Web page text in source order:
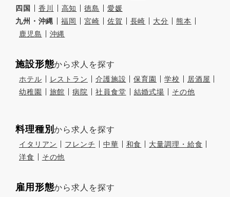
四国
香川 高知 徳島
愛媛
九州・沖縄
福岡 宮崎 佐賀 長崎 大分
熊本
鹿児島
沖縄
施設形態から求人を探す
ホテル レストラン 介護施設 保育園 学校
居酒屋
幼稚園
旅館 病院 社員食堂 結婚式場 その他
料理種別から求人を探す
イタリアン フレンチ 中華 和食
大量調理・給食
洋食
その他
雇用形態から求人を探す